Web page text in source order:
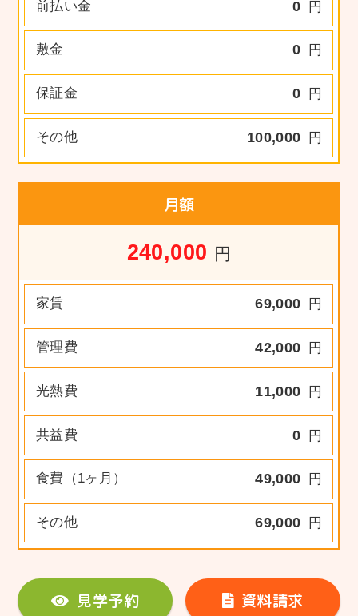
前払い金 0 円
敷金 0 円
保証金 0 円
その他 100,000 円
月額
240,000 円
家賃 69,000 円
管理費 42,000 円
光熱費 11,000 円
共益費 0 円
食費（1ヶ月） 49,000 円
その他 69,000 円
見学予約 資料請求